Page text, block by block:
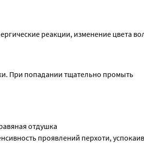
реакции, изменение цвета
При попадании тщательно промыть
отдушка
проявлений перхоти,